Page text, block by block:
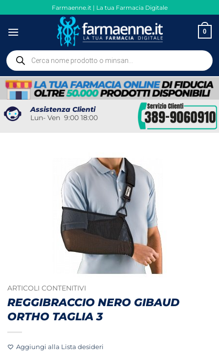
ai
contenuti
Farmaenne.it | La tua Farmacia Digitale
0
Ricerca
prodotti
Assistenza Clienti
Lun- Ven 9:00 18:00
ARTICOLI CONTENITIVI
REGGIBRACCIO NERO GIBAUD
ORTHO TAGLIA 3
Aggiungi alla Lista desideri